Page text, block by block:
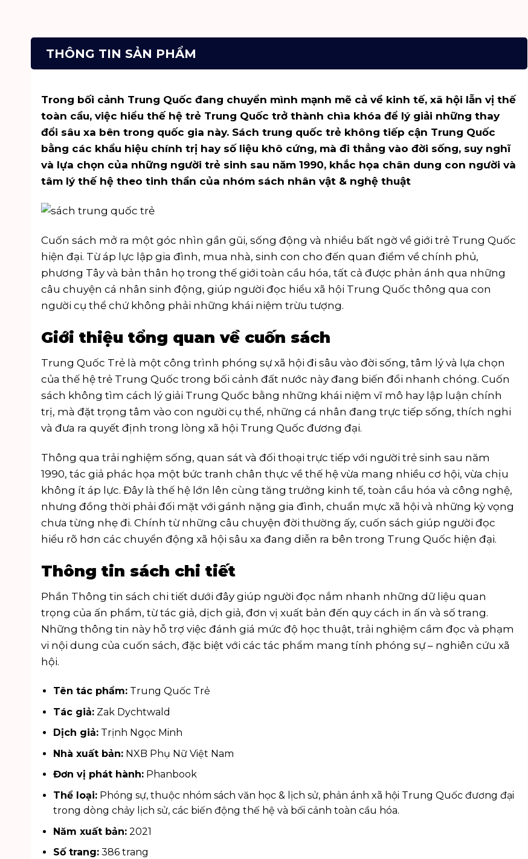
THÔNG TIN SẢN PHẨM
Trong bối cảnh Trung Quốc đang chuyển mình mạnh mẽ cả về kinh tế, xã hội lẫn vị thế
toàn cầu, việc hiểu thế hệ trẻ Trung Quốc trở thành chìa khóa để lý giải những thay
đổi sâu xa bên trong quốc gia này. Sách trung quốc trẻ không tiếp cận Trung Quốc
bằng các khẩu hiệu chính trị hay số liệu khô cứng, mà đi thẳng vào đời sống, suy nghĩ
và lựa chọn của những người trẻ sinh sau năm 1990, khắc họa chân dung con người và
tâm lý thế hệ theo tinh thần của nhóm sách nhân vật & nghệ thuật
Cuốn sách mở ra một góc nhìn gần gũi, sống động và nhiều bất ngờ về giới trẻ Trung Quốc
hiện đại. Từ áp lực lập gia đình, mua nhà, sinh con cho đến quan điểm về chính phủ,
phương Tây và bản thân họ trong thế giới toàn cầu hóa, tất cả được phản ánh qua những
câu chuyện cá nhân sinh động, giúp người đọc hiểu xã hội Trung Quốc thông qua con
người cụ thể chứ không phải những khái niệm trừu tượng.
Giới thiệu tổng quan về cuốn sách
Trung Quốc Trẻ là một công trình phóng sự xã hội đi sâu vào đời sống, tâm lý và lựa chọn
của thế hệ trẻ Trung Quốc trong bối cảnh đất nước này đang biến đổi nhanh chóng. Cuốn
sách không tìm cách lý giải Trung Quốc bằng những khái niệm vĩ mô hay lập luận chính
trị, mà đặt trọng tâm vào con người cụ thể, những cá nhân đang trực tiếp sống, thích nghi
và đưa ra quyết định trong lòng xã hội Trung Quốc đương đại.
Thông qua trải nghiệm sống, quan sát và đối thoại trực tiếp với người trẻ sinh sau năm
1990, tác giả phác họa một bức tranh chân thực về thế hệ vừa mang nhiều cơ hội, vừa chịu
không ít áp lực. Đây là thế hệ lớn lên cùng tăng trưởng kinh tế, toàn cầu hóa và công nghệ,
nhưng đồng thời phải đối mặt với gánh nặng gia đình, chuẩn mực xã hội và những kỳ vọng
chưa từng nhẹ đi. Chính từ những câu chuyện đời thường ấy, cuốn sách giúp người đọc
hiểu rõ hơn các chuyển động xã hội sâu xa đang diễn ra bên trong Trung Quốc hiện đại.
Thông tin sách chi tiết
Phần Thông tin sách chi tiết dưới đây giúp người đọc nắm nhanh những dữ liệu quan
trọng của ấn phẩm, từ tác giả, dịch giả, đơn vị xuất bản đến quy cách in ấn và số trang.
Những thông tin này hỗ trợ việc đánh giá mức độ học thuật, trải nghiệm cầm đọc và phạm
vi nội dung của cuốn sách, đặc biệt với các tác phẩm mang tính phóng sự – nghiên cứu xã
hội.
Tên tác phẩm: Trung Quốc Trẻ
Tác giả: Zak Dychtwald
Dịch giả: Trịnh Ngọc Minh
Nhà xuất bản: NXB Phụ Nữ Việt Nam
Đơn vị phát hành: Phanbook
Thể loại: Phóng sự, thuộc nhóm sáchvăn học & lịch sử, phản ánh xã hội Trung Quốc đương đại
trong dòng chảy lịch sử, các biến động thế hệ và bối cảnh toàn cầu hóa.
Năm xuất bản: 2021
Số trang: 386 trang